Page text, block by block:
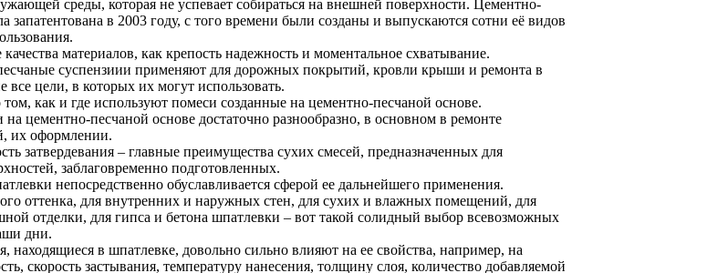
среды, которая не успевает собираться на внешней поверхности. Цементно-
запатентована в 2003 году, с того времени были созданы и выпускаются сотни её видов
качества материалов, как крепость надежность и моментальное схватывание.
суспензиии применяют для дорожных покрытий, кровли крыши и ремонта в
все цели, в которых их могут использовать.
как и где используют помеси созданные на цементно-песчаной основе.
цементно-песчаной основе достаточно разнообразно, в основном в ремонте
их оформлении.
затвердевания – главные преимущества сухих смесей, предназначенных для
заблаговременно подготовленных.
непосредственно обуславливается сферой ее дальнейшего применения.
оттенка, для внутренних и наружных стен, для сухих и влажных помещений, для
отделки, для гипса и бетона шпатлевки – вот такой солидный выбор всевозможных
дни.
находящиеся в шпатлевке, довольно сильно влияют на ее свойства, например, на
скорость застывания, температуру нанесения, толщину слоя, количество добавляемой